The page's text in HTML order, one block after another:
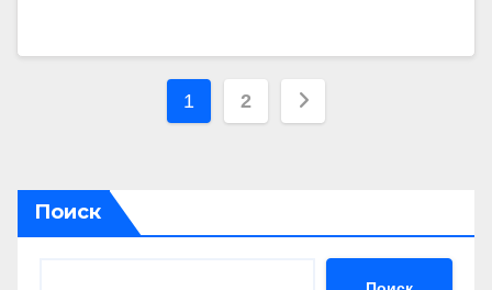
Пагинация
1 2
Поиск